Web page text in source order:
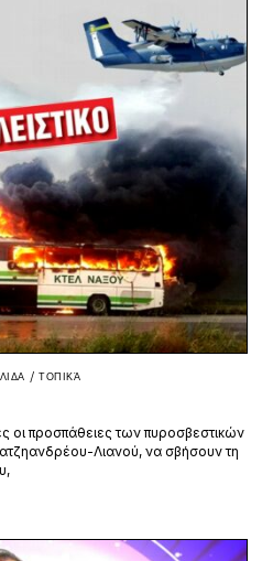
/ ΤΟΠΙΚΆ
οι προσπάθειες των πυροσβεστικών
Λιανού, να σβήσουν τη